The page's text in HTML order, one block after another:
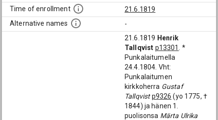
Time of enrollment
21.6.1819
Alternative names
-
21.6.1819 Henrik
Tallqvist p13301
. *
Punkalaitumella
24.4.1804. Vht:
Punkalaitumen
kirkkoherra Gustaf
Tallqvist p9326 (yo 1775, †
1844) ja hänen 1.
puolisonsa Märta Ulrika